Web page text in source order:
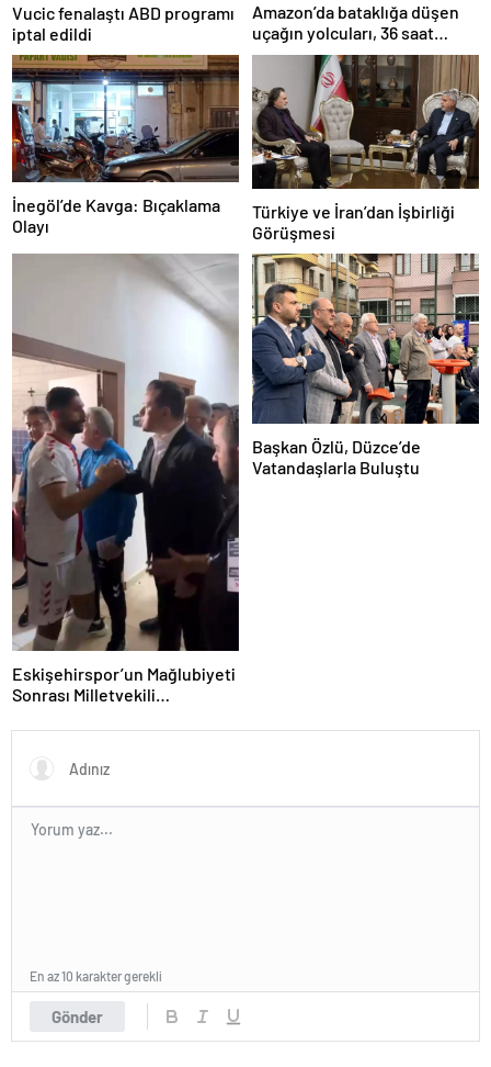
Vucic fenalaştı ABD programı
iptal edildi
Amazon’da bataklığa düşen
uçağın yolcuları, 36 saat
kurtarılmayı bekledi
İnegöl’de Kavga: Bıçaklama
Olayı
Türkiye ve İran’dan İşbirliği
Görüşmesi
Eskişehirspor’un Mağlubiyeti
Sonrası Milletvekili
Başkan Özlü, Düzce’de
Vatandaşlarla Buluştu
Gönder
En az 10 karakter gerekli